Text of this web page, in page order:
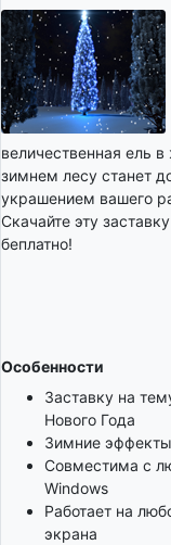
величественная ель
зимнем лесу станет
украшением вашего
Скачайте эту
беплатно!
Особенности
Заставку на
Нового Года
Зимние
Совместима с
Windows
Работает на
экрана